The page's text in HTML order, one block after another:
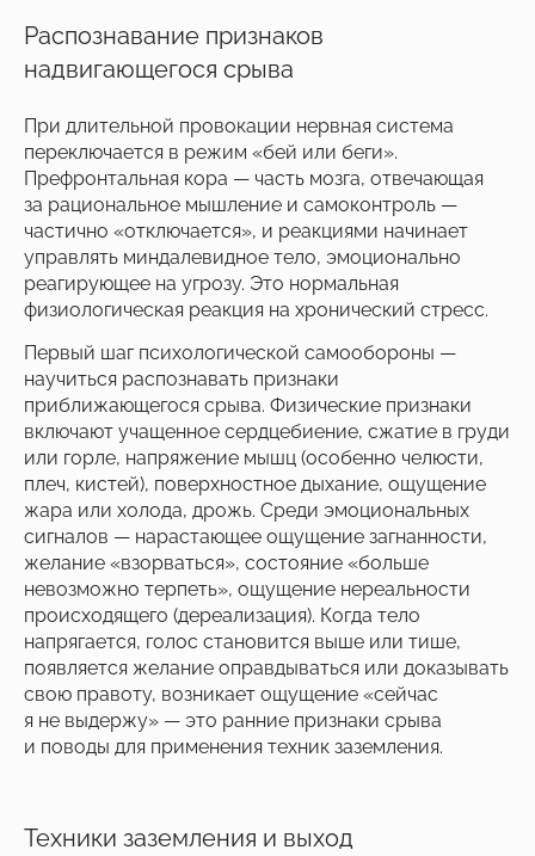
Распознавание признаков
надвигающегося срыва
При длительной провокации нервная система
переключается в режим «бей или беги».
Префронтальная кора — часть мозга, отвечающая
за рациональное мышление и самоконтроль —
частично «отключается», и реакциями начинает
управлять миндалевидное тело, эмоционально
реагирующее на угрозу. Это нормальная
физиологическая реакция на хронический стресс.
Первый шаг психологической самообороны —
научиться распознавать признаки
приближающегося срыва. Физические признаки
включают учащенное сердцебиение, сжатие в груди
или горле, напряжение мышц (особенно челюсти,
плеч, кистей), поверхностное дыхание, ощущение
жара или холода, дрожь. Среди эмоциональных
сигналов — нарастающее ощущение загнанности,
желание «взорваться», состояние «больше
невозможно терпеть», ощущение нереальности
происходящего (дереализация). Когда тело
напрягается, голос становится выше или тише,
появляется желание оправдываться или доказывать
свою правоту, возникает ощущение «сейчас
я не выдержу» — это ранние признаки срыва
и поводы для применения техник заземления.
Техники заземления и выход